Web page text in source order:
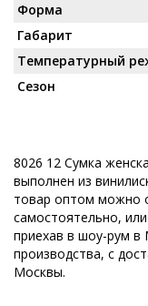
Форма
Габарит
Температурный
Сезон
8026 12 Сумка
выполнен из
товар оптом можно
самостоятельно,
приехав в шоу-рум в
производства, с
Москвы.